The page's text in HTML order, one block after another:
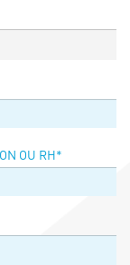
GREEN
OU RH *